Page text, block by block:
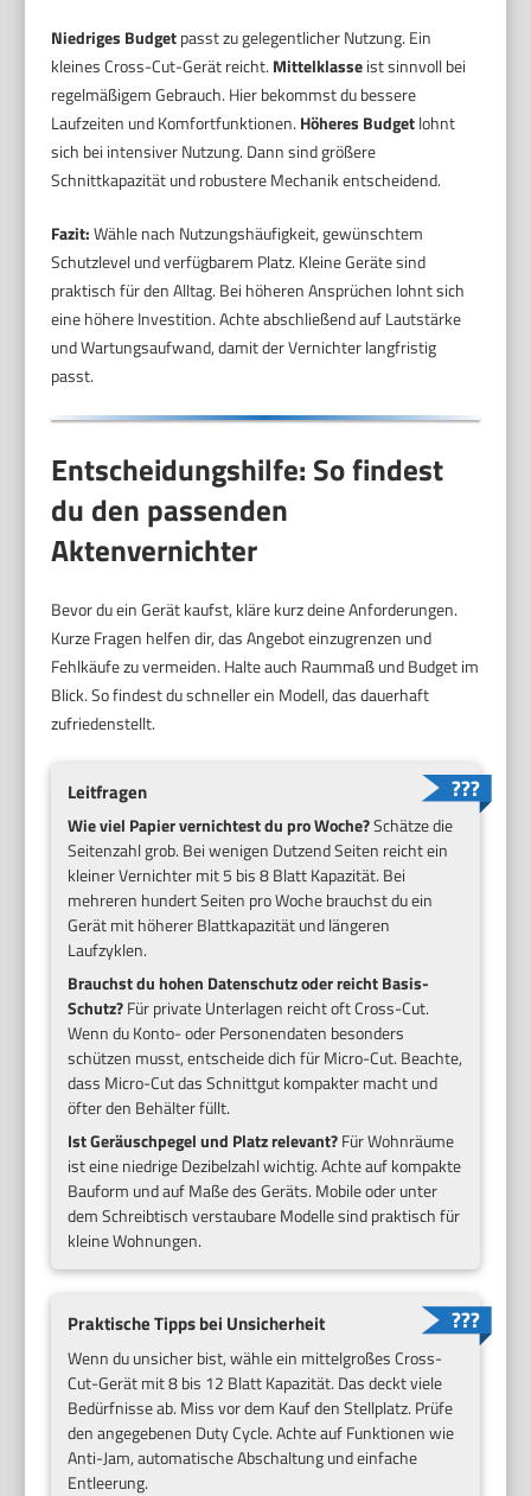
Niedriges Budgetpasst zu gelegentlicher Nutzung. Ein
kleines Cross-Cut-Gerät reicht. Mittelklasseist sinnvoll bei
regelmäßigem Gebrauch. Hier bekommst du bessere
Laufzeiten und Komfortfunktionen. Höheres Budgetlohnt
sich bei intensiver Nutzung. Dann sind größere
Schnittkapazität und robustere Mechanik entscheidend.
Fazit:Wähle nach Nutzungshäufigkeit, gewünschtem
Schutzlevel und verfügbarem Platz. Kleine Geräte sind
praktisch für den Alltag. Bei höheren Ansprüchen lohnt sich
eine höhere Investition. Achte abschließend auf Lautstärke
und Wartungsaufwand, damit der Vernichter langfristig
passt.
Entscheidungshilfe: So findest
du den passenden
Aktenvernichter
Bevor du ein Gerät kaufst, kläre kurz deine Anforderungen.
Kurze Fragen helfen dir, das Angebot einzugrenzen und
Fehlkäufe zu vermeiden. Halte auch Raummaß und Budget im
Blick. So findest du schneller ein Modell, das dauerhaft
zufriedenstellt.
Leitfragen
Wie viel Papier vernichtest du pro Woche?Schätze die
Seitenzahl grob. Bei wenigen Dutzend Seiten reicht ein
kleiner Vernichter mit 5 bis 8 Blatt Kapazität. Bei
mehreren hundert Seiten pro Woche brauchst du ein
Gerät mit höherer Blattkapazität und längeren
Laufzyklen.
Brauchst du hohen Datenschutz oder reicht Basis-
Schutz?Für private Unterlagen reicht oft Cross-Cut.
Wenn du Konto- oder Personendaten besonders
schützen musst, entscheide dich für Micro-Cut. Beachte,
dass Micro-Cut das Schnittgut kompakter macht und
öfter den Behälter füllt.
Ist Geräuschpegel und Platz relevant?Für Wohnräume
ist eine niedrige Dezibelzahl wichtig. Achte auf kompakte
Bauform und auf Maße des Geräts. Mobile oder unter
dem Schreibtisch verstaubare Modelle sind praktisch für
kleine Wohnungen.
Praktische Tipps bei Unsicherheit
Wenn du unsicher bist, wähle ein mittelgroßes Cross-
Cut-Gerät mit 8 bis 12 Blatt Kapazität. Das deckt viele
Bedürfnisse ab. Miss vor dem Kauf den Stellplatz. Prüfe
den angegebenen Duty Cycle. Achte auf Funktionen wie
Anti-Jam, automatische Abschaltung und einfache
Entleerung.